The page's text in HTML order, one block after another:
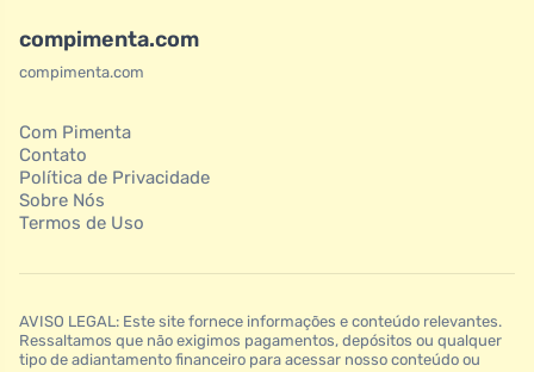
compimenta.com
compimenta.com
Com Pimenta
Contato
Política de Privacidade
Sobre Nós
Termos de Uso
AVISO LEGAL: Este site fornece informações e conteúdo relevantes.
Ressaltamos que não exigimos pagamentos, depósitos ou qualquer
tipo de adiantamento financeiro para acessar nosso conteúdo ou